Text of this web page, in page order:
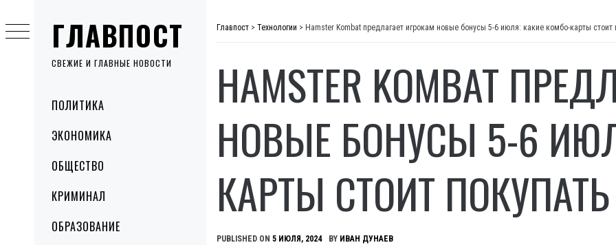
ГЛАВПОСТ
СВЕЖИЕ И ГЛАВНЫЕ НОВОСТИ
MenuПОЛИТИКА
ЭКОНОМИКА
ОБЩЕСТВО
КРИМИНАЛ
ОБРАЗОВАНИЕ
to
content
Главпост > Технологии > Hamster Kombat предлагает игрокам новые бонусы 5-6 июля: какие комбо-карты стоит
HAMSTER KOMBAT
НОВЫЕ БОНУСЫ 5-6
КАРТЫ СТОИТ ПОКУПАТЬ
PUBLISHED ON 5 ИЮЛЯ, 2024 BY ИВАН ДУНАЕВ